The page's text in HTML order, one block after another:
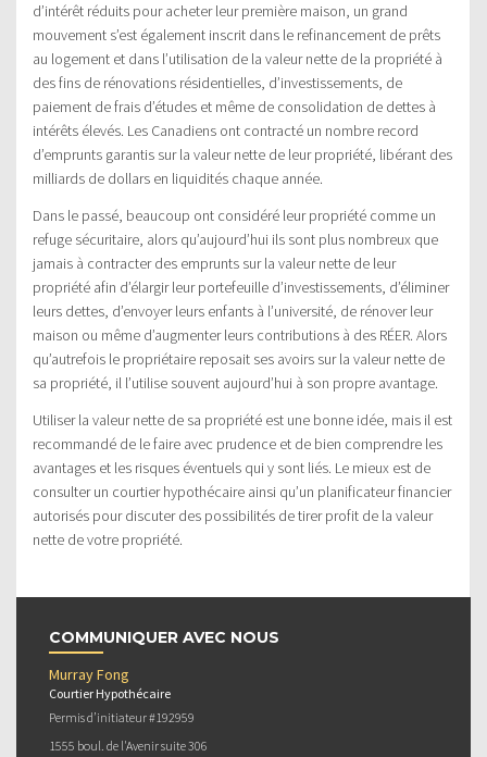
d’intérêt réduits pour acheter leur première maison, un grand
mouvement s’est également inscrit dans le refinancement de prêts
au logement et dans l’utilisation de la valeur nette de la propriété à
des fins de rénovations résidentielles, d’investissements, de
paiement de frais d’études et même de consolidation de dettes à
intérêts élevés. Les Canadiens ont contracté un nombre record
d’emprunts garantis sur la valeur nette de leur propriété, libérant des
milliards de dollars en liquidités chaque année.
Dans le passé, beaucoup ont considéré leur propriété comme un
refuge sécuritaire, alors qu’aujourd’hui ils sont plus nombreux que
jamais à contracter des emprunts sur la valeur nette de leur
propriété afin d’élargir leur portefeuille d’investissements, d’éliminer
leurs dettes, d’envoyer leurs enfants à l’université, de rénover leur
maison ou même d’augmenter leurs contributions à des RÉER. Alors
qu’autrefois le propriétaire reposait ses avoirs sur la valeur nette de
sa propriété, il l’utilise souvent aujourd’hui à son propre avantage.
Utiliser la valeur nette de sa propriété est une bonne idée, mais il est
recommandé de le faire avec prudence et de bien comprendre les
avantages et les risques éventuels qui y sont liés. Le mieux est de
consulter un courtier hypothécaire ainsi qu’un planificateur financier
autorisés pour discuter des possibilités de tirer profit de la valeur
nette de votre propriété.
COMMUNIQUER AVEC NOUS
Murray Fong
Courtier Hypothécaire
Permis d’initiateur #192959
1555 boul. de l'Avenir suite 306